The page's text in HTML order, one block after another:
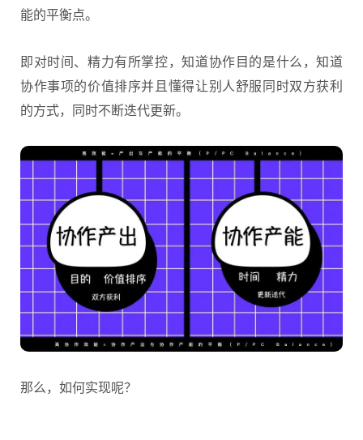
能的平衡点。
即对时间、精力有所掌控，知道协作目的是什么，知道
协作事项的价值排序并且懂得让别人舒服同时双方获利
的方式，同时不断迭代更新。
那么，如何实现呢？